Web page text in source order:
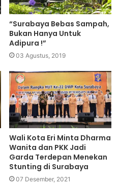
“Surabaya Bebas Sampah,
Bukan Hanya Untuk
Adipura !”
03 Agustus, 2019
Wali Kota Eri Minta Dharma
Wanita dan PKK Jadi
Garda Terdepan Menekan
Stunting di Surabaya
07 Desember, 2021